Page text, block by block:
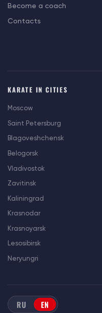
Become a coach
Contacts
KARATE IN CITIES
Moscow
Saint Petersburg
Blagoveshchensk
Belogorsk
Vladivostok
Zavitinsk
Kaliningrad
Krasnodar
Krasnoyarsk
Lesosibirsk
Neryungri
RU EN